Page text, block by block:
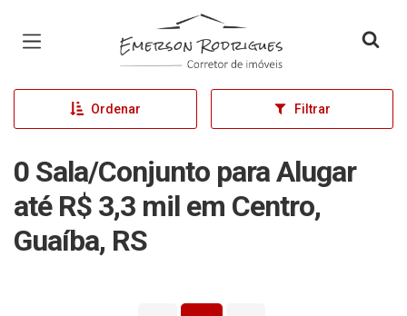
Página inicial
Ordenar Filtrar
0 Sala/Conjunto para Alugar
até R$ 3,3 mil em Centro,
Guaíba, RS